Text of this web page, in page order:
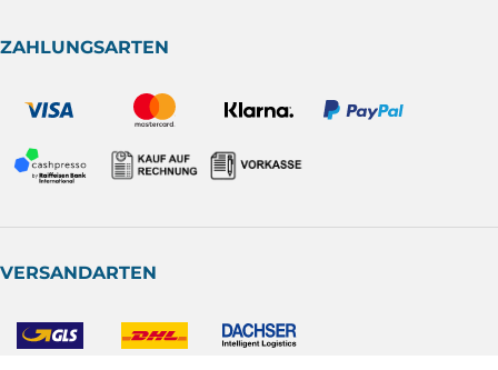
ZAHLUNGSARTEN
VERSANDARTEN